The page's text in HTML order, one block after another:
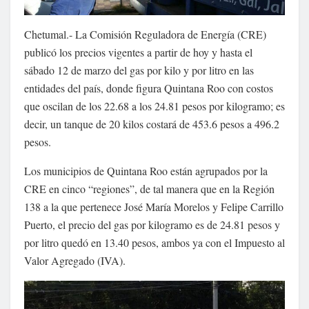
Chetumal.- La Comisión Reguladora de Energía (CRE)
publicó los precios vigentes a partir de hoy y hasta el
sábado 12 de marzo del gas por kilo y por litro en las
entidades del país, donde figura Quintana Roo con costos
que oscilan de los 22.68 a los 24.81 pesos por kilogramo; es
decir, un tanque de 20 kilos costará de 453.6 pesos a 496.2
pesos.
Los municipios de Quintana Roo están agrupados por la
CRE en cinco “regiones”, de tal manera que en la Región
138 a la que pertenece José María Morelos y Felipe Carrillo
Puerto, el precio del gas por kilogramo es de 24.81 pesos y
por litro quedó en 13.40 pesos, ambos ya con el Impuesto al
Valor Agregado (IVA).